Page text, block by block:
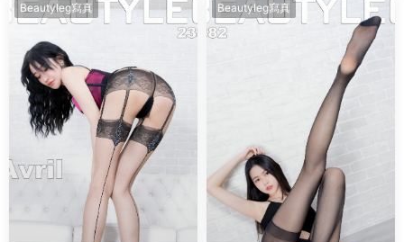
Beautyleg寫真 Beautyleg寫真